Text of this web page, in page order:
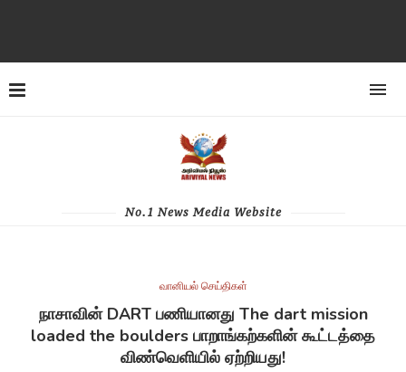
No.1 News Media Website
வானியல் செய்திகள்
நாசாவின் DART பணியானது The dart mission
loaded the boulders பாறாங்கற்களின் கூட்டத்தை
விண்வெளியில் ஏற்றியது!